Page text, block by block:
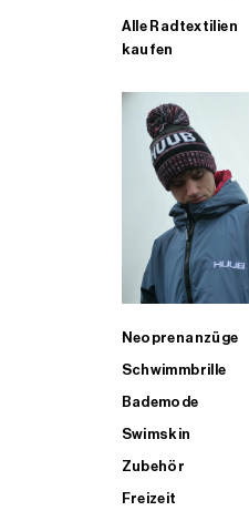
Alle Radtextilien
kaufen
Neoprenanzüge
Schwimmbrille
Bademode
Swimskin
Zubehör
Freizeit